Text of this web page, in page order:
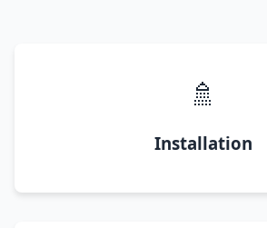
🚿
Installation